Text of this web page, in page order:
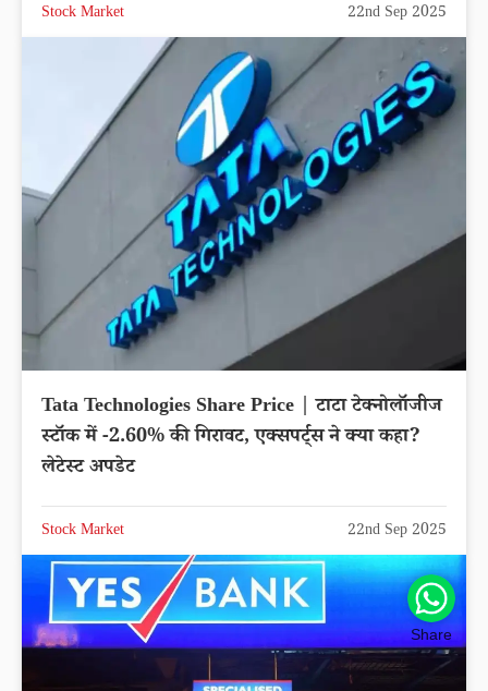
Stock Market 22nd Sep 2025
Tata Technologies Share Price | टाटा टेक्नोलॉजीज
स्टॉक में -2.60% की गिरावट, एक्सपर्ट्स ने क्या कहा?
लेटेस्ट अपडेट
Stock Market 22nd Sep 2025
Share